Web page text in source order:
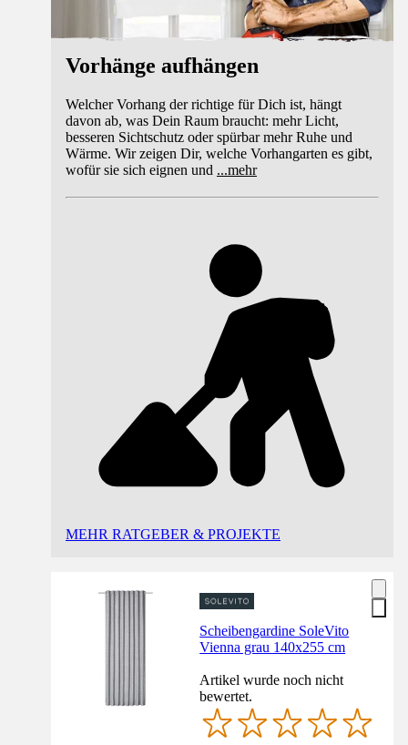
Vorhänge aufhängen
Welcher Vorhang der richtige für Dich ist, hängt
davon ab, was Dein Raum braucht: mehr Licht,
besseren Sichtschutz oder spürbar mehr Ruhe und
Wärme. Wir zeigen Dir, welche Vorhangarten es gibt,
wofür sie sich eignen und ...mehr
MEHR RATGEBER & PROJEKTE
Scheibengardine SoleVito
Vienna grau 140x255 cm
Artikel wurde noch nicht
bewertet.